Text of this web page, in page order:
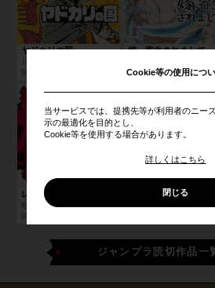
ヤドカリの国
閲覧：
嫁、寄生されまして。
閲覧：804,134
レンブラント
松井琳
閲覧：
ジャンプラ読切作品一
Cookie等の使用につ
当サービスでは、提携先等が利用者のニー
示の最適化を目的とし、
Cookie等を使用する場合があります。
詳しくはこちら
閉じる